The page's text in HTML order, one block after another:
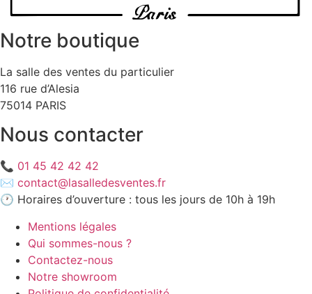
Notre boutique
La salle des ventes du particulier
116 rue d’Alesia
75014 PARIS
Nous contacter
📞 01 45 42 42 42
✉️ contact@lasalledesventes.fr
🕐 Horaires d’ouverture : tous les jours de 10h à 19h
Mentions légales
Qui sommes-nous ?
Contactez-nous
Notre showroom